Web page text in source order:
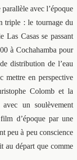
avec l’époque
triple : le tournage du
Las Casas se passant
à Cochahamba pour
distribution de l’eau
mettre en perspective
Colomb et la
un soulèvement
d’époque par une
peu à peu conscience
au départ que comme